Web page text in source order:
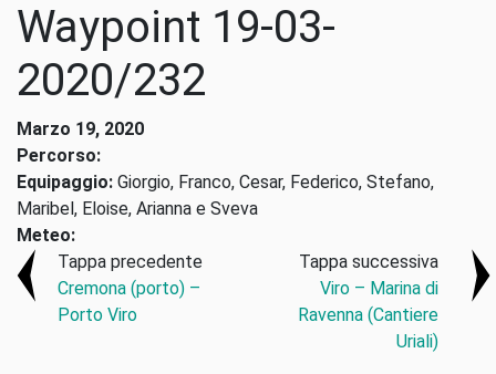
Waypoint 19-03-
2020/232
Marzo 19, 2020
Percorso:
Equipaggio: Giorgio, Franco, Cesar, Federico, Stefano,
Maribel, Eloise, Arianna e Sveva
Meteo:
Tappa precedente
Cremona (porto) –
Porto Viro
Tappa successiva
Viro – Marina di
Ravenna (Cantiere
Uriali)